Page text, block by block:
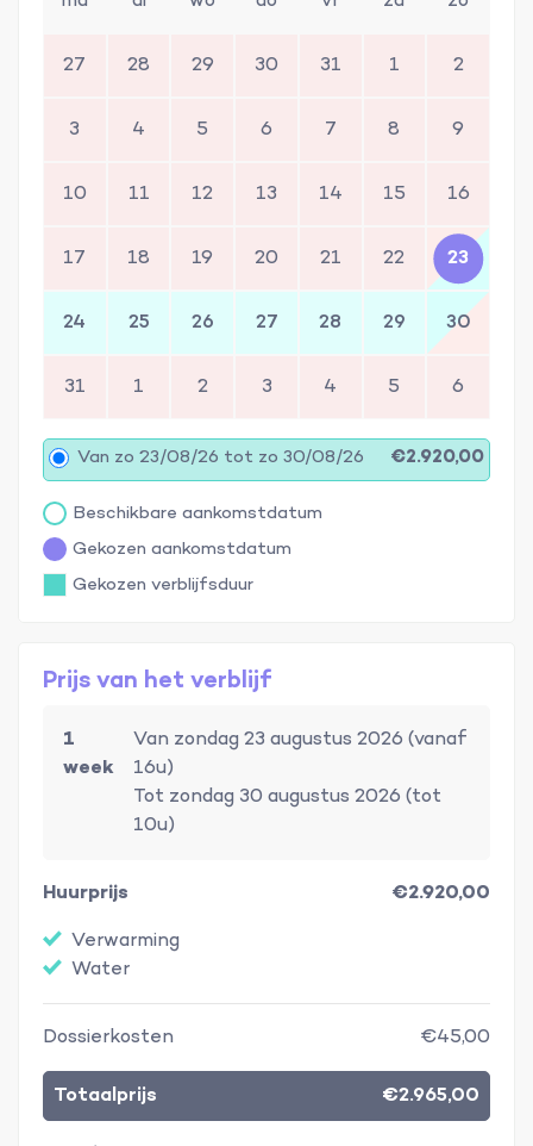
27 28 29 30 31 1 2
3 4 5 6 7 8 9
10 11 12 13 14 15 16
17 18 19 20 21 22 23
24 25 26 27 28 29 30
31 1 2 3 4 5 6
Van zo 23/08/26 tot zo 30/08/26 €2.920,00
Beschikbare aankomstdatum
Gekozen aankomstdatum
Gekozen verblijfsduur
Prijs van het verblijf
1
week
Van zondag 23 augustus 2026 (vanaf
16u)
Tot zondag 30 augustus 2026 (tot
10u)
Huurprijs
€2.920,00
Verwarming
Water
Dossierkosten €45,00
Totaalprijs €2.965,00